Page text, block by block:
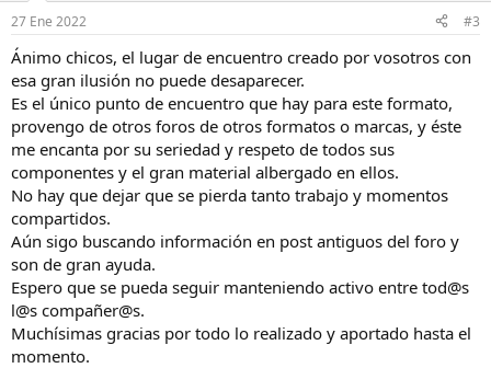
27 Ene 2022 #3
Ánimo chicos, el lugar de encuentro creado por vosotros con
esa gran ilusión no puede desaparecer.
Es el único punto de encuentro que hay para este formato,
provengo de otros foros de otros formatos o marcas, y éste
me encanta por su seriedad y respeto de todos sus
componentes y el gran material albergado en ellos.
No hay que dejar que se pierda tanto trabajo y momentos
compartidos.
Aún sigo buscando información en post antiguos del foro y
son de gran ayuda.
Espero que se pueda seguir manteniendo activo entre tod@s
l@s compañer@s.
Muchísimas gracias por todo lo realizado y aportado hasta el
momento.